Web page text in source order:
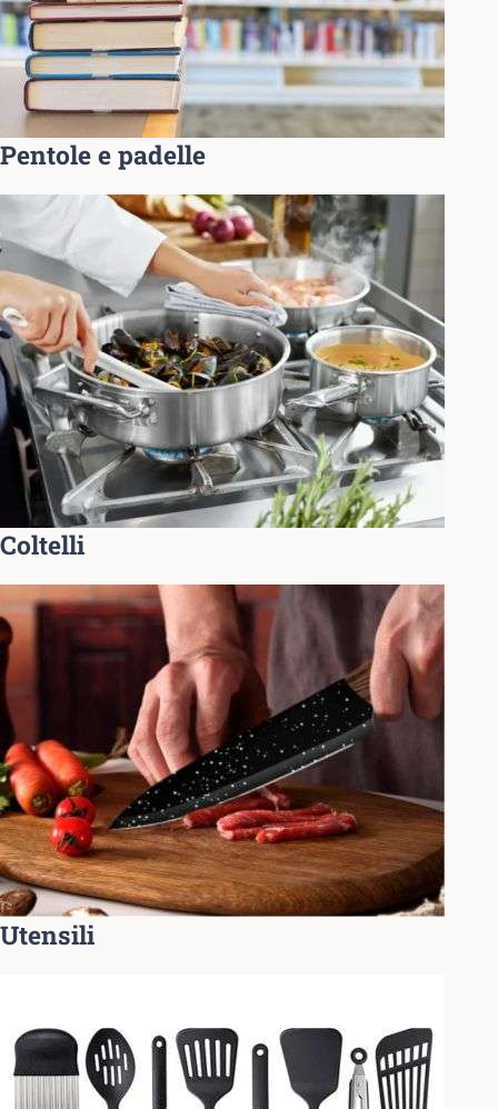
Pentole e padelle
Coltelli
Utensili